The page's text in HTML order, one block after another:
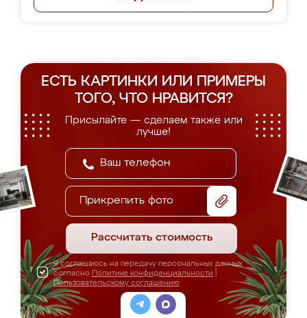
ЕСТЬ КАРТИНКИ ИЛИ ПРИМЕРЫ
ТОГО, ЧТО НРАВИТСЯ?
Присылайте — сделаем также или
лучше!
Прикрепить фото
Рассчитать стоимость
Я соглашаюсь на передачу персональных данных
согласно Политике конфиденциальности
Пользовательскому соглашению